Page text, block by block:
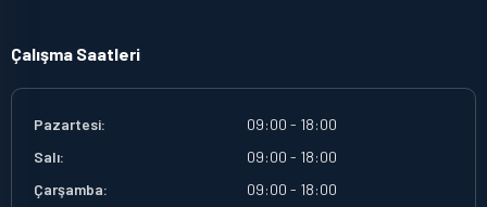
Çalışma Saatleri
Pazartesi:
09:00 - 18:00
Salı:
09:00 - 18:00
Çarşamba:
09:00 - 18:00